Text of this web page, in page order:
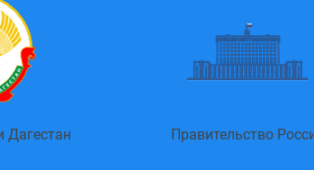
Дагестан Правительство